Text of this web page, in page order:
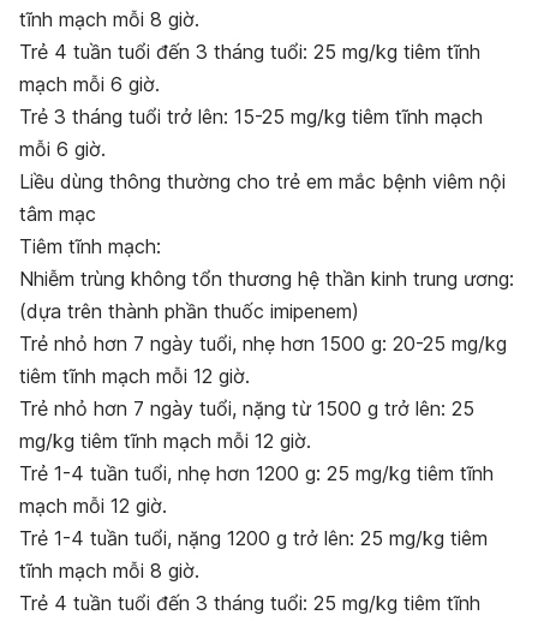
tĩnh mạch mỗi 8 giờ.
Trẻ 4 tuần tuổi đến 3 tháng tuổi: 25 mg/kg tiêm tĩnh
mạch mỗi 6 giờ.
Trẻ 3 tháng tuổi trở lên: 15-25 mg/kg tiêm tĩnh mạch
mỗi 6 giờ.
Liều dùng thông thường cho trẻ em mắc bệnh viêm nội
tâm mạc
Tiêm tĩnh mạch:
Nhiễm trùng không tổn thương hệ thần kinh trung ương:
(dựa trên thành phần thuốc imipenem)
Trẻ nhỏ hơn 7 ngày tuổi, nhẹ hơn 1500 g: 20-25 mg/kg
tiêm tĩnh mạch mỗi 12 giờ.
Trẻ nhỏ hơn 7 ngày tuổi, nặng từ 1500 g trở lên: 25
mg/kg tiêm tĩnh mạch mỗi 12 giờ.
Trẻ 1-4 tuần tuổi, nhẹ hơn 1200 g: 25 mg/kg tiêm tĩnh
mạch mỗi 12 giờ.
Trẻ 1-4 tuần tuổi, nặng 1200 g trở lên: 25 mg/kg tiêm
tĩnh mạch mỗi 8 giờ.
Trẻ 4 tuần tuổi đến 3 tháng tuổi: 25 mg/kg tiêm tĩnh